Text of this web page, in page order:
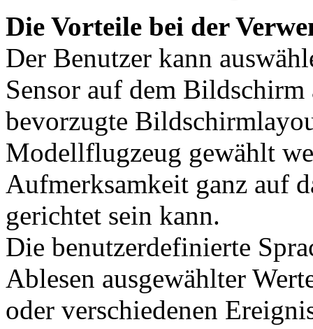
Die Vorteile bei der
Der Benutzer kann
Sensor auf dem
bevorzugte
Modellflugzeug gewählt
Aufmerksamkeit ganz auf
gerichtet sein kann.
Die benutzerdefinierte
Ablesen ausgewählter
oder verschiedenen